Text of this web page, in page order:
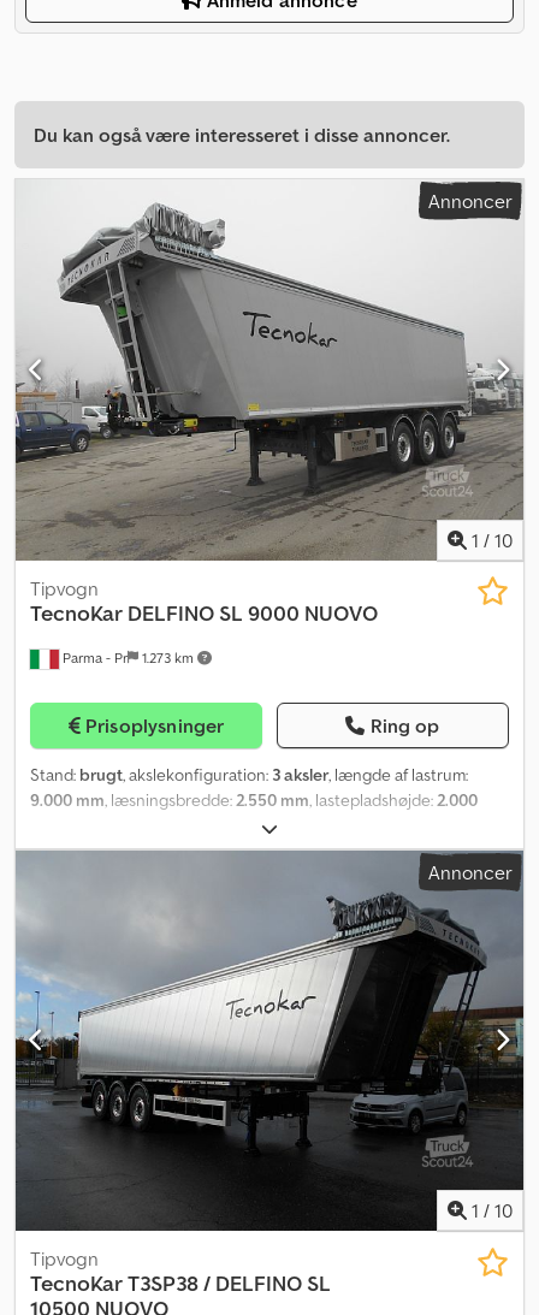
Du kan også være interesseret i disse annoncer.
Annoncer
1 / 10
Parma - Pr 1.273 km
Tipvogn
TecnoKar DELFINO SL 9000 NUOVO
Prisoplysninger Ring op
Stand: brugt, akslekonfiguration: 3 aksler, længde af lastrum:
9.000 mm, læsningsbredde:2.550 mm, lastepladshøjde:2.000
, affjedring:
385/65 r22,5, farve:lysegrå, BAGTIPPELSEMI-TRAILER TECNOKAR
DELFINO SL 9000 NY I ALUMINIUM, KLAR TIL LEVERING;
LASTRUMMETS DIMENSIONER: L 9000 MM X B 2500 MM X H 2000
MM; AKSELAFSTAND: 4650 MM; Credpjhk Uzcsfx Aiksf DÆK: 385/65
R22,5; SKIVEBREMSER; LUFTAFFJEDRING; FØRSTE AKSEL LØFTBAR;
TREDJE AKSEL STYRBAR; KAPACITET PÅ KAR: 45,5 KUBIKMETER;
EBS; ELEKTRISK OP- OG AFSLAGSBAR PRESENNING; JOST
STØTTEBEN; HALDEX HYDRAULIKSYSTEM;
Annoncer
1 / 10
Tipvogn
TecnoKarT3SP38 / DELFINO SL
10500 NUOVO